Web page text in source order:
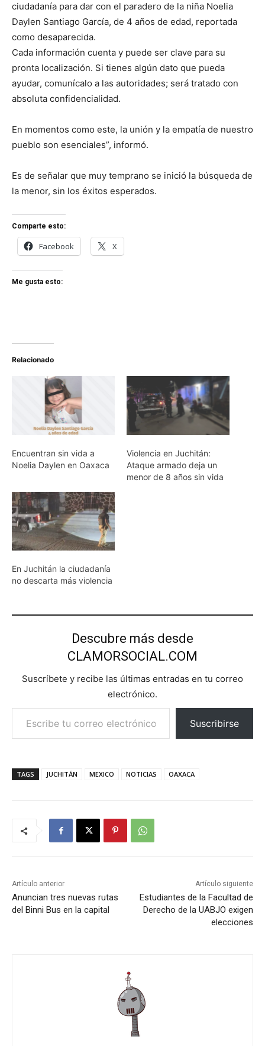
ciudadanía para dar con el paradero de la niña Noelia
Daylen Santiago García, de 4 años de edad, reportada
como desaparecida.
Cada información cuenta y puede ser clave para su
pronta localización. Si tienes algún dato que pueda
ayudar, comunícalo a las autoridades; será tratado con
absoluta confidencialidad.
En momentos como este, la unión y la empatía de nuestro
pueblo son esenciales”, informó.
Es de señalar que muy temprano se inició la búsqueda de
la menor, sin los éxitos esperados.
Comparte esto:
Facebook X
Me gusta esto:
Relacionado
Encuentran sin vida a
Noelia Daylen en Oaxaca
Violencia en Juchitán:
Ataque armado deja un
menor de 8 años sin vida
En Juchitán la ciudadanía
no descarta más violencia
Descubre más desde
CLAMORSOCIAL.COM
Suscríbete y recibe las últimas entradas en tu correo
electrónico.
Escribe tu correo electrónico…
Suscribirse
TAGS JUCHITÁN MEXICO NOTICIAS OAXACA
Artículo anterior
Anuncian tres nuevas rutas
del Binni Bus en la capital
Artículo siguiente
Estudiantes de la Facultad de
Derecho de la UABJO exigen
elecciones